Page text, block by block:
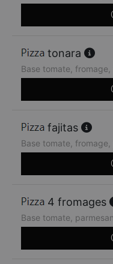
tonara
Base tomate,
fajitas
Base tomate,
4 fromages
Base tomate,